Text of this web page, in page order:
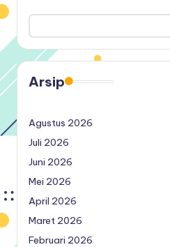
Arsip
Agustus 2026
Juli 2026
Juni 2026
Mei 2026
April 2026
Maret 2026
Februari 2026